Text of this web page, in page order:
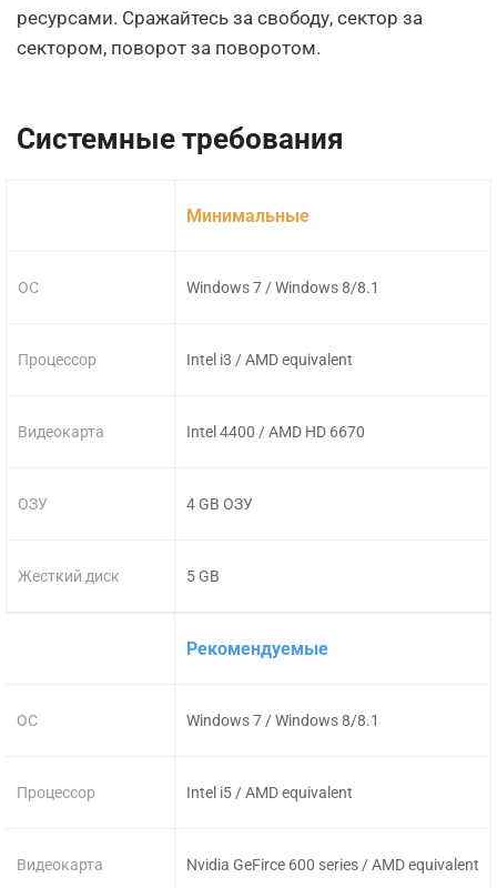
ресурсами. Сражайтесь за свободу, сектор за
сектором, поворот за поворотом.
Системные требования
ОС
Процессор
Видеокарта
ОЗУ
Жесткий диск
Минимальные
Windows 7 / Windows 8/8.1
Intel i3 / AMD equivalent
Intel 4400 / AMD HD 6670
4 GB ОЗУ
5 GB
ОС
Процессор
Видеокарта
Рекомендуемые
Windows 7 / Windows 8/8.1
Intel i5 / AMD equivalent
Nvidia GeFirce 600 series / AMD equivalent